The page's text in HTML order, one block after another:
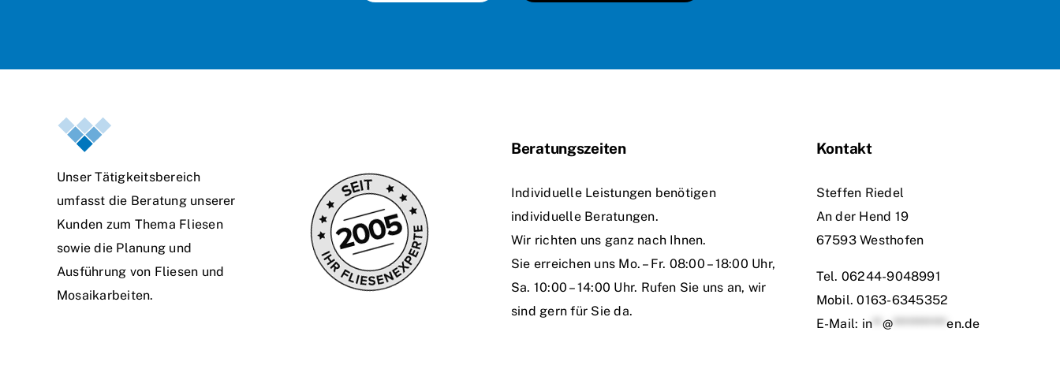
Unser Tätigkeitsbereich
umfasst die Beratung unserer
Kunden zum Thema Fliesen
sowie die Planung und
Ausführung von Fliesen und
Mosaikarbeiten.
Beratungszeiten
Individuelle Leistungen benötigen
individuelle Beratungen.
Wir richten uns ganz nach Ihnen.
Sie erreichen uns Mo. – Fr. 08:00 – 18:00 Uhr,
Sa. 10:00 – 14:00 Uhr. Rufen Sie uns an, wir
sind gern für Sie da.
Kontakt
Steffen Riedel
An der Hend 19
67593 Westhofen
Tel. 06244-9048991
Mobil.0163-6345352
E-Mail: in ** @***********en.de